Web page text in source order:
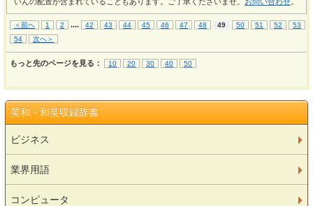
＜前へ 1 2 .... 42 43 44 45 46 47 48 49 50 51 52
53
54
次へ＞
もっと先のページを見る： 10 20 30 40 50
英和・和英収録辞書
ビジネス
業界用語
コンピュータ